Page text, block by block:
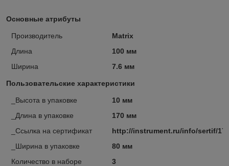
Основные атрибуты
Производитель
Matrix
Длина
100 мм
Ширина
7.6 мм
Пользовательские характеристики
_Высота в упаковке
10 мм
_Длина в упаковке
170 мм
_Ссылка на сертификат
http://instrument.ru/info/sertif/
_Ширина в упаковке
80 мм
Количество в наборе
3